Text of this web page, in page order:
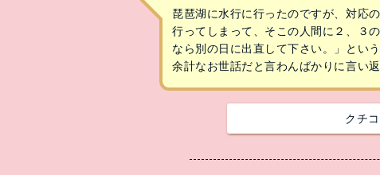
琵琶湖に水行に行ったのですが、対応
行ってしまって、そこの人間に２、３
なら別の日に出直して下さい。」とい
余計なお世話だと言わんばかりに言い
クチ